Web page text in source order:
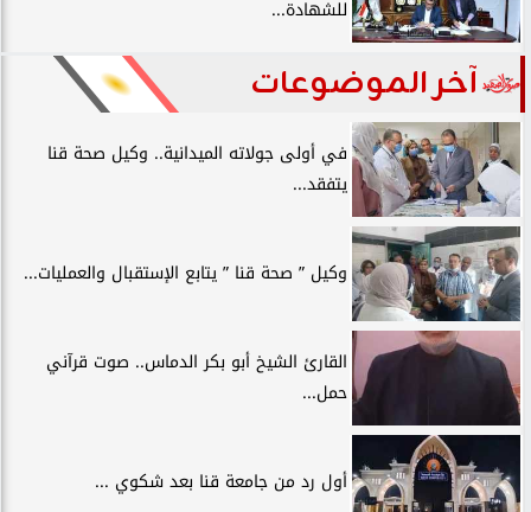
للشهادة...
آخر الموضوعات
في أولى جولاته الميدانية.. وكيل صحة قنا
يتفقد...
وكيل ” صحة قنا ” يتابع الإستقبال والعمليات...
القارئ الشيخ أبو بكر الدماس.. صوت قرآني
حمل...
أول رد من جامعة قنا بعد شكوي ...